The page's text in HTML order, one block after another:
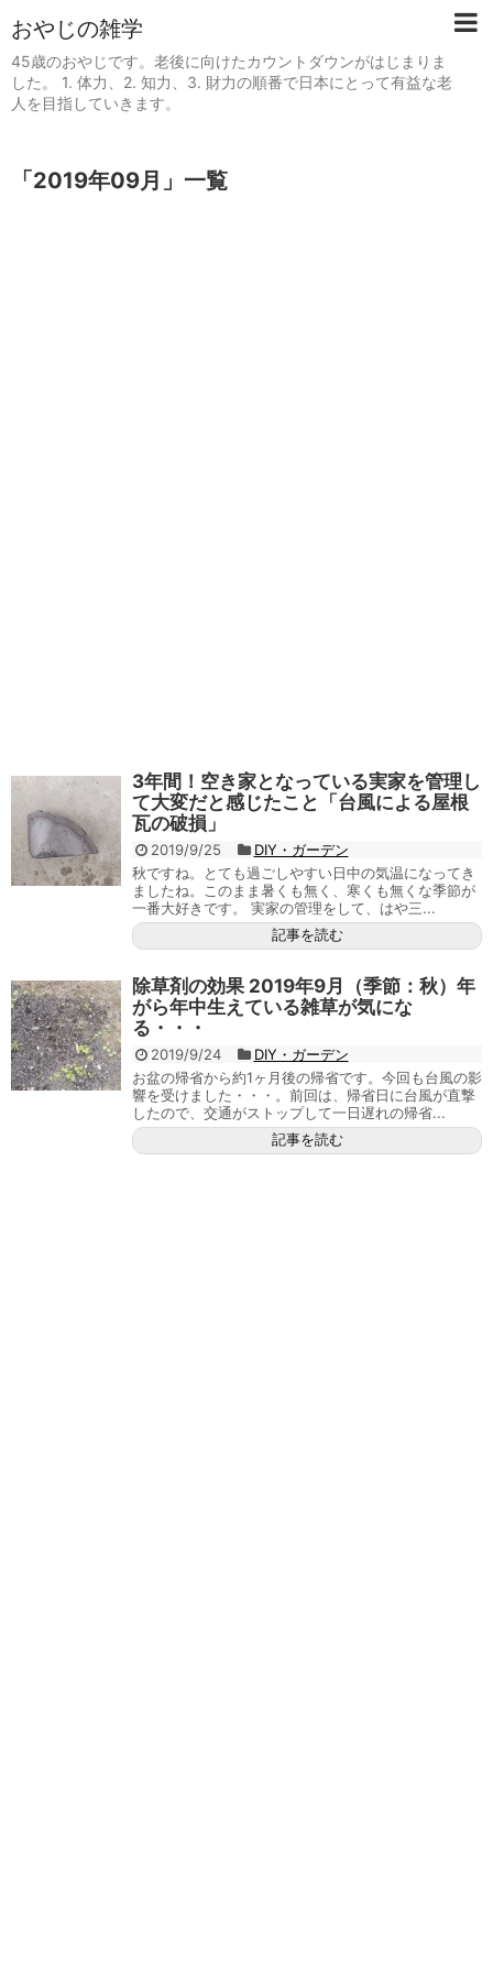
おやじの雑学
45歳のおやじです。老後に向けたカウントダウンがはじまりま
した。 1. 体力、2. 知力、3. 財力の順番で日本にとって有益な老
人を目指していきます。
「2019年09月 」 一覧
3年間！空き家となっている実家を管理し
て大変だと感じたこと「台風による屋根
瓦の破損」
2019/9/25
DIY・ガーデン
秋ですね。とても過ごしやすい日中の気温になってき
ましたね。このまま暑くも無く、寒くも無くな季節が
一番大好きです。 実家の管理をして、はや三...
記事を読む
除草剤の効果 2019年9月（季節：秋）年
がら年中生えている雑草が気にな
る・・・
2019/9/24
DIY・ガーデン
お盆の帰省から約1ヶ月後の帰省です。今回も台風の影
響を受けました・・・。前回は、帰省日に台風が直撃
したので、交通がストップして一日遅れの帰省...
記事を読む